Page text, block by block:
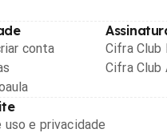
conta
Cifra Club
Cifra Club
uso e privacidade